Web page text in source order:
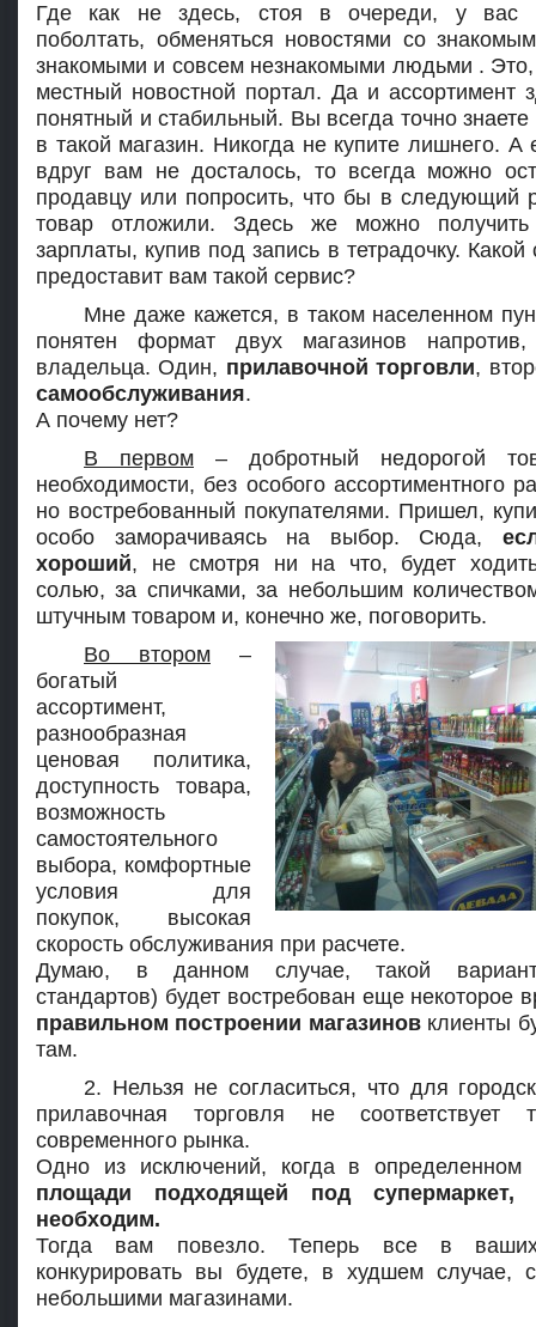
Где как не здесь, стоя в очереди, у вас
поболтать, обменяться новостями со
знакомыми и совсем незнакомыми людьми . Это,
местный новостной портал. Да и ассортимент
понятный и стабильный. Вы всегда точно знаете
в такой магазин. Никогда не купите лишнего. А
вдруг вам не досталось, то всегда можно
продавцу или попросить, что бы в следующий
товар отложили. Здесь же можно
зарплаты, купив под запись в тетрадочку. Какой
предоставит вам такой сервис?
Мне даже кажется, в таком населенном
понятен формат двух магазинов
владельца. Один, прилавочной торговли,
самообслуживания.
А почему нет?
В первом – добротный недорогой
необходимости, без особого ассортиментного
но востребованный покупателями. Пришел,
особо заморачиваясь на выбор. Сюда,
хороший, не смотря ни на что, будет
солью, за спичками, за небольшим
штучным товаром и, конечно же, поговорить.
Во втором –
богатый
ассортимент,
разнообразная
ценовая политика,
доступность товара,
возможность
самостоятельного
выбора, комфортные
условия для
покупок, высокая
скорость обслуживания при расчете.
Думаю, в данном случае, такой
стандартов) будет востребован еще некоторое
правильном построении магазиновклиенты
там.
2. Нельзя не согласиться, что для
прилавочная торговля не соответствует
современного рынка.
Одно из исключений, когда в определенном
площади подходящей под супермаркет,
необходим.
Тогда вам повезло. Теперь все в
конкурировать вы будете, в худшем случае,
небольшими магазинами.